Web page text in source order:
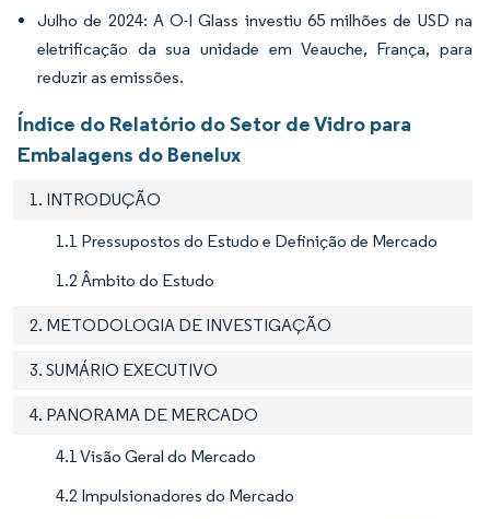
Julho de 2024: A O-I Glass investiu 65 milhões de USD na
eletrificação da sua unidade em Veauche, França, para
reduzir as emissões.
Índice do Relatório do Setor de Vidro para
Embalagens do Benelux
1. INTRODUÇÃO
1.1 Pressupostos do Estudo e Definição de Mercado
1.2 Âmbito do Estudo
2. METODOLOGIA DE INVESTIGAÇÃO
3. SUMÁRIO EXECUTIVO
4. PANORAMA DE MERCADO
4.1 Visão Geral do Mercado
4.2 Impulsionadores do Mercado